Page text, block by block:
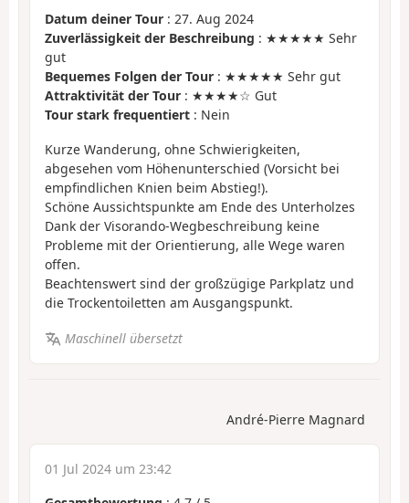
Datum deiner Tour : 27. Aug 2024
Zuverlässigkeit der Beschreibung : ★★★★★ Sehr
gut
Bequemes Folgen der Tour : ★★★★★ Sehr gut
Attraktivität der Tour : ★★★★☆ Gut
Tour stark frequentiert : Nein
Kurze Wanderung, ohne Schwierigkeiten,
abgesehen vom Höhenunterschied (Vorsicht bei
empfindlichen Knien beim Abstieg!).
Schöne Aussichtspunkte am Ende des Unterholzes
Dank der Visorando-Wegbeschreibung keine
Probleme mit der Orientierung, alle Wege waren
offen.
Beachtenswert sind der großzügige Parkplatz und
die Trockentoiletten am Ausgangspunkt.
Maschinell übersetzt
André-Pierre Magnard
01 Jul 2024 um 23:42